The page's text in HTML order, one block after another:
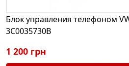
Блок управления телефоном
3C0035730B
1 200 грн